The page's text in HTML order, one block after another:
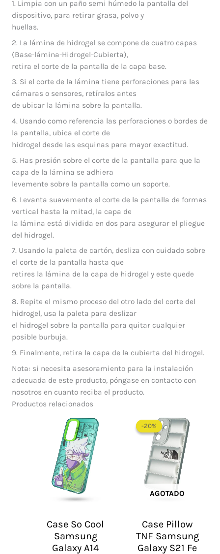
1. Limpia con un paño semi húmedo la pantalla del
dispositivo, para retirar grasa, polvo y
huellas.
2. La lámina de hidrogel se compone de cuatro capas
(Base-lámina-Hidrogel-Cubierta),
retira el corte de la pantalla de la capa base.
3. Si el corte de la lámina tiene perforaciones para las
cámaras o sensores, retíralos antes
de ubicar la lámina sobre la pantalla.
4. Usando como referencia las perforaciones o bordes de
la pantalla, ubica el corte de
hidrogel desde las esquinas para mayor exactitud.
5. Has presión sobre el corte de la pantalla para que la
capa de la lámina se adhiera
levemente sobre la pantalla como un soporte.
6. Levanta suavemente el corte de la pantalla de formas
vertical hasta la mitad, la capa de
la lámina está dividida en dos para asegurar el pliegue
del hidrogel.
7. Usando la paleta de cartón, desliza con cuidado sobre
el corte de la pantalla hasta que
retires la lámina de la capa de hidrogel y este quede
sobre la pantalla.
8. Repite el mismo proceso del otro lado del corte del
hidrogel, usa la paleta para deslizar
el hidrogel sobre la pantalla para quitar cualquier
posible burbuja.
9. Finalmente, retira la capa de la cubierta del hidrogel.
Nota: si necesita asesoramiento para la instalación
adecuada de este producto, póngase en contacto con
nosotros en cuanto reciba el producto.
Productos relacionados
Case So Cool
Samsung
Galaxy A14
-20%
AGOTADO
-20%
Case Pillow
TNF Samsung
Galaxy S21 Fe
precio
original
era:
$ 60.000.